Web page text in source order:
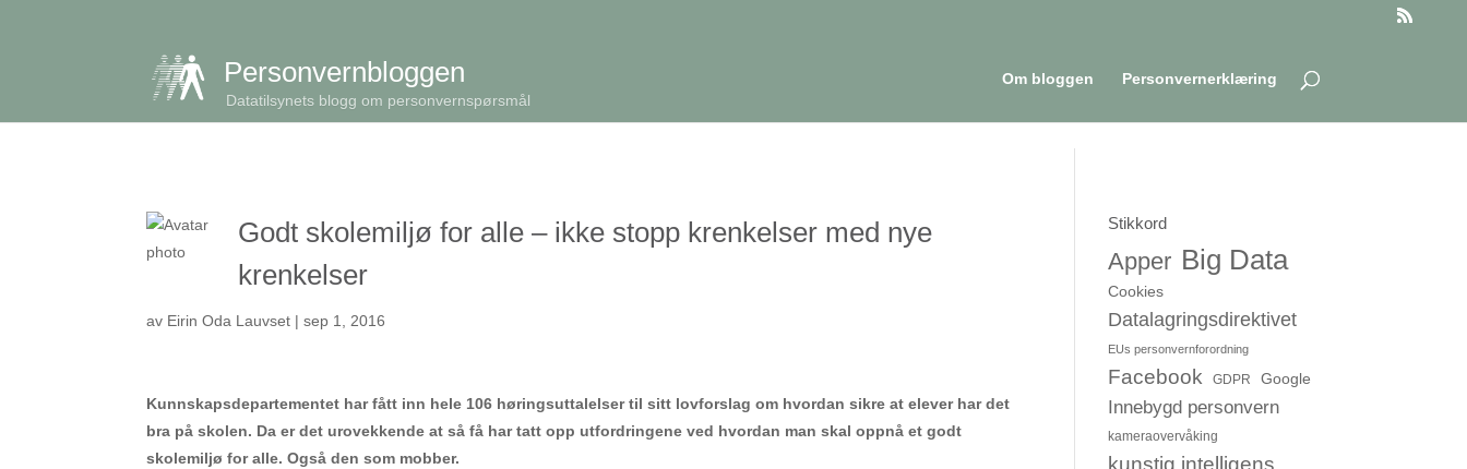
Personvernbloggen
Datatilsynets blogg om personvernspørsmål
Om bloggen Personvernerklæring
Godt skolemiljø for alle – ikke stopp krenkelser med nye
krenkelser
av Eirin Oda Lauvset |sep 1, 2016
Kunnskapsdepartementet har fått inn hele 106 høringsuttalelser til sitt lovforslag om hvordan sikre at elever har det
bra på skolen. Da er det urovekkende at så få har tatt opp utfordringene ved hvordan man skal oppnå et godt
skolemiljø for alle. Også den som mobber.
Stikkord
Apper Big Data
Cookies
Datalagringsdirektivet
EUs personvernforordning
Facebook GDPR Google
Innebygd personvern
kameraovervåking
kunstig intelligens